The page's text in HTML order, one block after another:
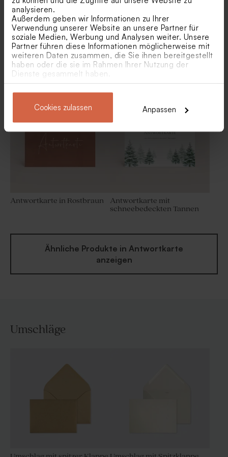
analysieren.
Außerdem geben wir Informationen zu Ihrer
Verwendung unserer Website an unsere Partner für
soziale Medien, Werbung und Analysen weiter. Unsere
Partner führen diese Informationen möglicherweise mit
weiteren Daten zusammen, die Sie ihnen bereitgestellt
haben oder die sie im Rahmen Ihrer Nutzung der
Dienste gesammelt haben.
Cookies zulassen Anpassen
Antwortkarte im
Naturpapier-Look zur
Hochzeit
Antwortkarte mit
Antwortkarte in Rostbraun
Antwortkarte mit
schneebedeckten Tannen
Ähnliche Produkte in Antwortkarte
anzeigen
Umschläge